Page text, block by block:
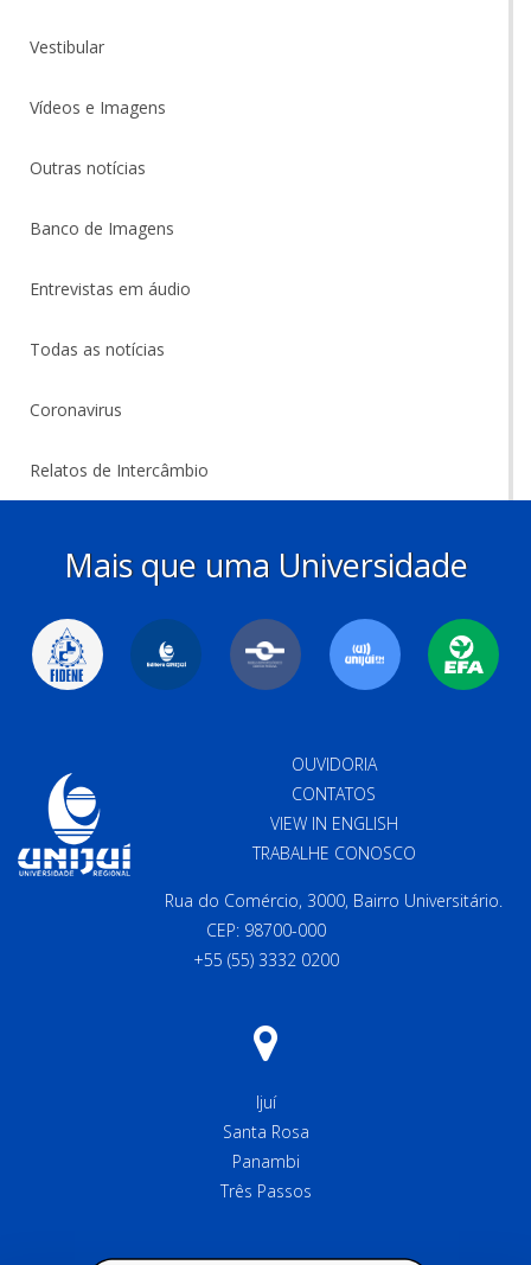
Vestibular
Vídeos e Imagens
Outras notícias
Banco de Imagens
Entrevistas em áudio
Todas as notícias
Coronavirus
Relatos de Intercâmbio
Mais que uma Universidade
OUVIDORIA
CONTATOS
VIEW IN ENGLISH
TRABALHE CONOSCO
Rua do Comércio, 3000, Bairro Universitário.
CEP: 98700-000
+55 (55) 3332 0200
Ijuí
Santa Rosa
Panambi
Três Passos